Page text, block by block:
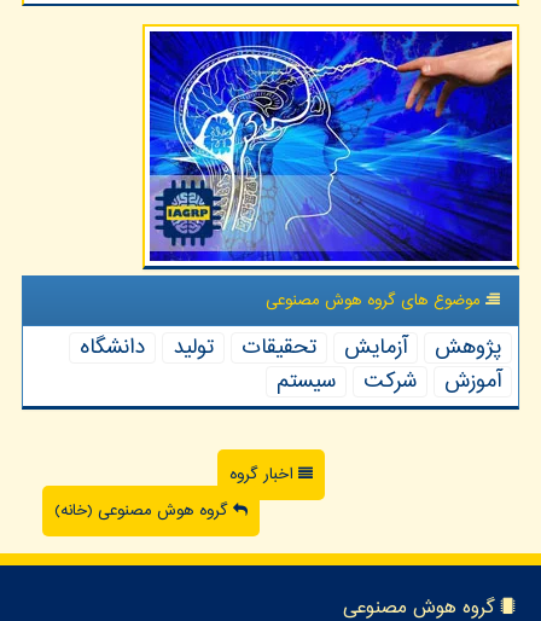
موضوع های گروه هوش مصنوعی
پژوهش آزمایش تحقیقات تولید
دانشگاه
آموزش
شركت سیستم
اخبار گروه
گروه هوش مصنوعی (خانه)
گروه هوش مصنوعی